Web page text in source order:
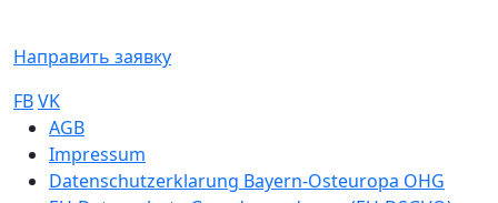
Направить заявку
FBVK
Sub footer
AGB
Impressum
Datenschutzerklarung Bayern-Osteuropa OHG